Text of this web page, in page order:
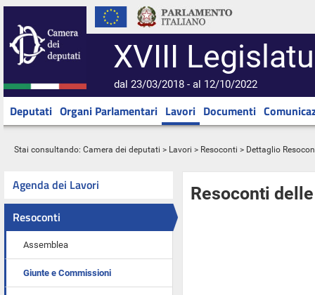
XVIII
dal 23/03/2018 - al 12/10/2022
Deputati Organi Parlamentari Lavori Documenti
Stai consultando: Camera dei deputati > Lavori > Resoconti > Dettaglio
Agenda dei Lavori
Resoconti
Assemblea
Giunte e Commissioni
Resoconti